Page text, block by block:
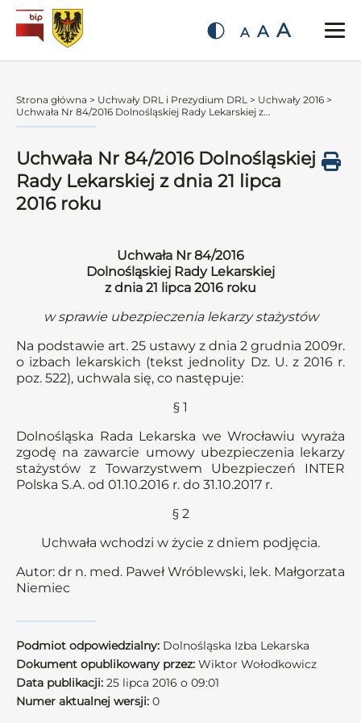
A A A
Strona główna > Uchwały DRL i Prezydium DRL > Uchwały 2016 >
Uchwała Nr 84/2016 Dolnośląskiej Rady Lekarskiej z...
Uchwała Nr 84/2016 Dolnośląskiej
Rady Lekarskiej z dnia 21 lipca
2016 roku
Uchwała Nr 84/2016
Dolnośląskiej Rady Lekarskiej
z dnia 21 lipca 2016 roku
w sprawie ubezpieczenia lekarzy stażystów
Na podstawie art. 25 ustawy z dnia 2 grudnia 2009r.
o izbach lekarskich (tekst jednolity Dz. U. z 2016 r.
poz. 522), uchwala się, co następuje:
§ 1
Dolnośląska Rada Lekarska we Wrocławiu wyraża
zgodę na zawarcie umowy ubezpieczenia lekarzy
stażystów z Towarzystwem Ubezpieczeń INTER
Polska S.A. od 01.10.2016 r. do 31.10.2017 r.
§ 2
Uchwała wchodzi w życie z dniem podjęcia.
Autor: dr n. med. Paweł Wróblewski, lek. Małgorzata
Niemiec
Podmiot odpowiedzialny: Dolnośląska Izba Lekarska
Dokument opublikowany przez: Wiktor Wołodkowicz
Data publikacji: 25 lipca 2016 o 09:01
Numer aktualnej wersji: 0